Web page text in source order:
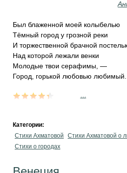
Был блаженной моей колыбелью
Тёмный город у грозной реки
И торжественной брачной
Над которой лежали венки
Молодые твои серафимы, —
Город, горькой любовью любимый.
Категории:
Стихи Ахматовой
Стихи Ахматовой о
Стихи о городах